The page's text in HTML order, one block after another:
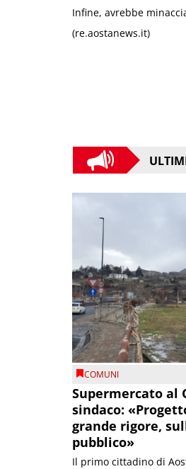
Infine, avrebbe
(re.aostanews.it)
COMUNI
Supermercato al
sindaco:
grande rigore,
pubblico»
Il primo cittadino di